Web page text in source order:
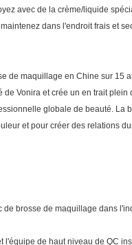
avec de la crème/liquide
dans l'endroit frais et
de maquillage en Chine sur 15
Vonira et crée un en trait
globale de beauté. La
et pour créer des relations
de brosse de maquillage dans
l'équipe de haut niveau de QC